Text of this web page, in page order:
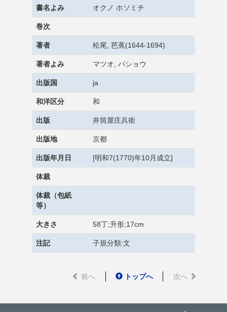
書名よみ オクノ ホソミチ
巻次
著者 松尾, 芭蕉(1644-1694)
著者よみ マツオ, バショウ
出版国 ja
和洋区分 和
出版 井筒屋庄兵衛
出版地 京都
出版年月日 [明和7(1770)年10月成立]
体裁
体裁（包紙
等）
大きさ 58丁;升形;17cm
注記 子規分類:文
前へ トップへ 次へ